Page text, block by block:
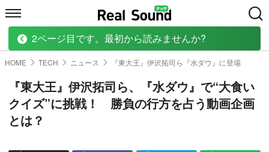
HOME MUSIC MOVIE TECH
HOME TECH ニュース 『東大王』伊沢拓司ら『水ダウ』に登場
『東大王』伊沢拓司ら、『水ダウ』で“大食い
クイズ”に挑戦！ 勝負の行方を占う動画企画
とは？
2ページ目です。最初から読みませんか?